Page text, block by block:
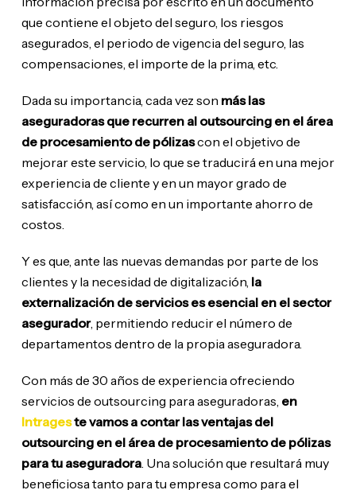
que contiene el objeto del seguro, los riesgos
asegurados, el periodo de vigencia del seguro, las
compensaciones, el importe de la prima, etc.
Dada su importancia, cada vez son más las
aseguradoras que recurren al outsourcing en el área
de procesamiento de pólizascon el objetivo de
mejorar este servicio, lo que se traducirá en una mejor
experiencia de cliente y en un mayor grado de
satisfacción, así como en un importante ahorro de
costos.
Y es que, ante las nuevas demandas por parte de los
clientes y la necesidad de digitalización, la
externalización de servicios es esencial en el sector
asegurador, permitiendo reducir el número de
departamentos dentro de la propia aseguradora.
Con más de 30 años de experiencia ofreciendo
servicios de outsourcing para aseguradoras, en
Intrageste vamos a contar las ventajas del
outsourcing en el área de procesamiento de pólizas
para tu aseguradora. Una solución que resultará muy
beneficiosa tanto para tu empresa como para el